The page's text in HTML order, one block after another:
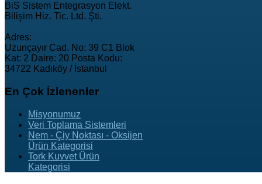
BiS Sistem Entegrasyon Elekt.
Bilişim Hiz. Tic. Ltd. Şti.
Adres:
Uzunçayır Cad. No: 39 C1 Blok
Kat: 2 Daire: 20 Posta Kodu:
34722 Kadıköy / İstanbul
En Çok İzlenenler
Misyonumuz
Veri Toplama Sistemleri
Nem - Çiy Noktası - Oksijen
Ürün Kategorisi
Tork Kuvvet Ürün
Kategorisi